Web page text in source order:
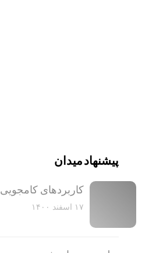
پیشنهاد میدان
کاربرد‌های کامجویی
۱۷ اسفند ۱۴۰۰